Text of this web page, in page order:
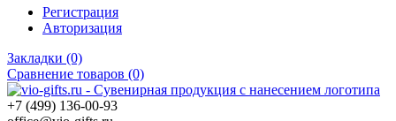
Регистрация
Авторизация
Закладки (0)
Сравнение товаров (0)
+7 (499) 136-00-93